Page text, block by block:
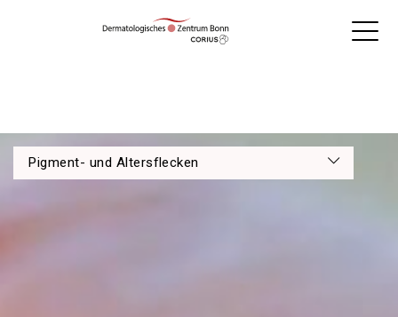
Pigment- und Altersflecken